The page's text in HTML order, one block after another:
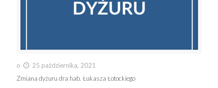
o
25 października, 2021
Zmiana dyżuru dra hab. Łukasza Łotockiego